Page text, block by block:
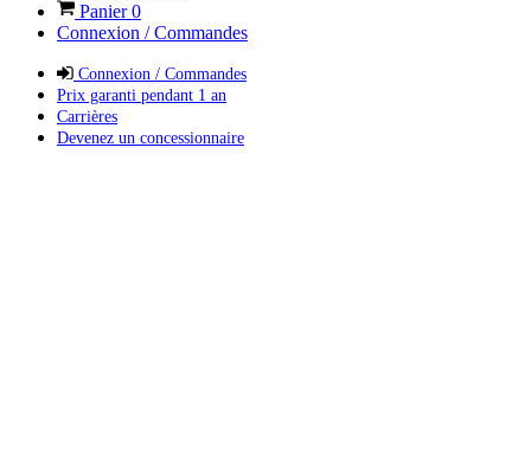
Panier0
Connexion / Commandes
Connexion / Commandes
Prix garanti pendant 1 an
Carrières
Devenez un concessionnaire